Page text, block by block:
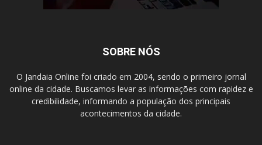
SOBRE NÓS
O Jandaia Online foi criado em 2004, sendo o primeiro jornal
online da cidade. Buscamos levar as informações com rapidez e
credibilidade, informando a população dos principais
acontecimentos da cidade.